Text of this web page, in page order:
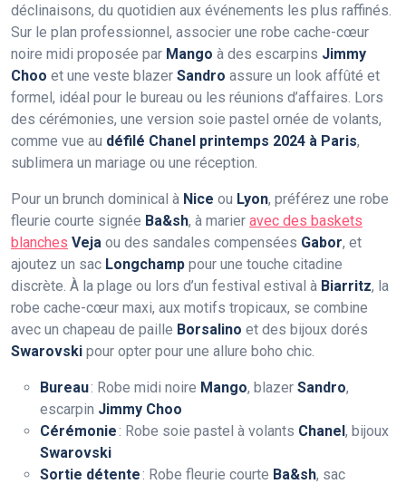
déclinaisons, du quotidien aux événements les plus raffinés.
Sur le plan professionnel, associer une robe cache-cœur
noire midi proposée par Mango à des escarpins Jimmy
Choo et une veste blazer Sandro assure un look affûté et
formel, idéal pour le bureau ou les réunions d’affaires. Lors
des cérémonies, une version soie pastel ornée de volants,
comme vue au défilé Chanel printemps 2024 à Paris,
sublimera un mariage ou une réception.
Pour un brunch dominical à Nice ou Lyon, préférez une robe
fleurie courte signée Ba&sh, à marier avec des baskets
blanches Veja ou des sandales compensées Gabor, et
ajoutez un sac Longchamp pour une touche citadine
discrète. À la plage ou lors d’un festival estival à Biarritz, la
robe cache-cœur maxi, aux motifs tropicaux, se combine
avec un chapeau de paille Borsalino et des bijoux dorés
Swarovski pour opter pour une allure boho chic.
Bureau: Robe midi noire Mango, blazer Sandro,
escarpin Jimmy Choo
Cérémonie: Robe soie pastel à volants Chanel, bijoux
Swarovski
Sortie détente: Robe fleurie courte Ba&sh, sac